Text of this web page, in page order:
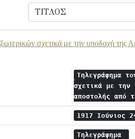
σχετικά με την υποδοχή της
Τηλεγράφημα
σχετικά με την
αποστολής από
1917 Ιούνιος
Τηλεγράφημα